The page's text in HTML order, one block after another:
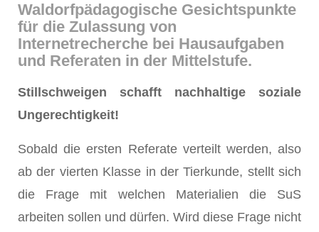
Waldorfpädagogische Gesichtspunkte
für die Zulassung von
Internetrecherche bei Hausaufgaben
und Referaten in der Mittelstufe.
Stillschweigen schafft nachhaltige soziale
Ungerechtigkeit!
Sobald die ersten Referate verteilt werden, also
ab der vierten Klasse in der Tierkunde, stellt sich
die Frage mit welchen Materialien die SuS
arbeiten sollen und dürfen. Wird diese Frage nicht